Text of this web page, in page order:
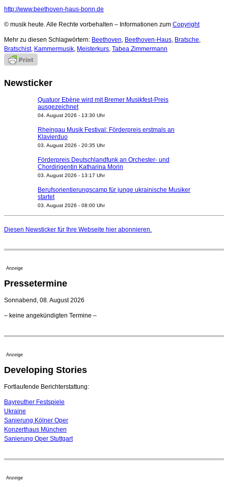
http://www.beethoven-haus-bonn.de
© musik heute. Alle Rechte vorbehalten – Informationen zum Copyright
Mehr zu diesen Schlagwörtern: Beethoven, Beethoven-Haus, Bratsche,
Bratschist, Kammermusik, Meisterkurs, Tabea Zimmermann
Newsticker
Quatuor Ebène wird mit Bremer Musikfest-Preis
ausgezeichnet
04. August 2026 - 13:30 Uhr
Rheingau Musik Festival: Förderpreis erstmals an
Klavierduo
03. August 2026 - 20:35 Uhr
Förderpreis Deutschlandfunk an Orchester- und
Chordirigentin Katharina Morin
03. August 2026 - 13:17 Uhr
Berufsorientierungscamp für junge ukrainische Musiker
startet
03. August 2026 - 08:00 Uhr
Nationaltheater Mannheim
Regensburger Generalmusikdirektor Stefan Veselka
Kammerorchester Heilbronn: Chefdirigent Risto Joost
verlängert bis 2030
Ensemblemitglieder
Dirigent Nicolás Pasquet mit Würth-Preis der
Jeunesses Musicales ausgezeichnet
07. August 2026 - 13:20 Uhr
Diesen Newsticker für Ihre Webseite hier abonnieren.
Anzeige
Pressetermine
Sonnabend, 08. August 2026
– keine angekündigten Termine –
Anzeige
Developing Stories
Fortlaufende Berichterstattung:
Bayreuther Festspiele
Ukraine
Sanierung Kölner Oper
Konzerthaus München
Sanierung Oper Stuttgart
Anzeige